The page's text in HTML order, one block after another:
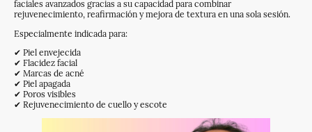
faciales avanzados gracias a su capacidad para combinar
rejuvenecimiento, reafirmación y mejora de textura en una sola sesión.
Especialmente indicada para:
✔ Piel envejecida
✔ Flacidez facial
✔ Marcas de acné
✔ Piel apagada
✔ Poros visibles
✔ Rejuvenecimiento de cuello y escote